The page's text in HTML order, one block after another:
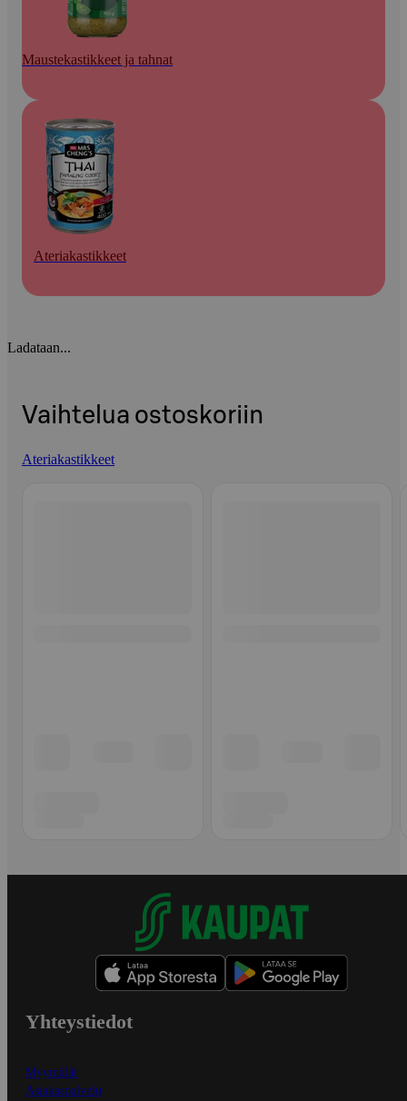
Maustekastikkeet ja tahnat
Ateriakastikkeet
Ladataan...
Vaihtelua ostoskoriin
Ateriakastikkeet
Yhteystiedot
Myymälät
Asiakaspalvelu